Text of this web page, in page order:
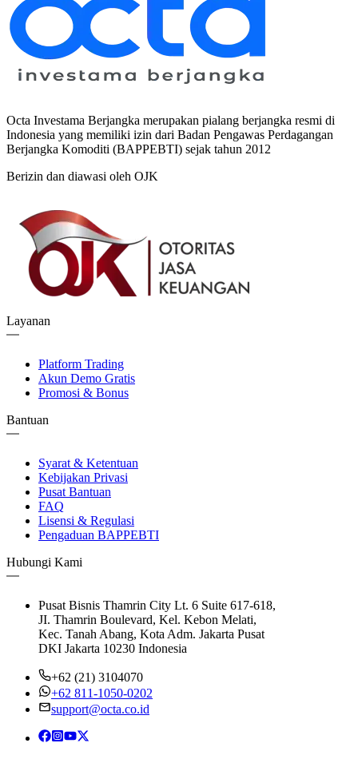
Octa Investama Berjangka merupakan pialang berjangka resmi di
Indonesia yang memiliki izin dari Badan Pengawas Perdagangan
Berjangka Komoditi (BAPPEBTI) sejak tahun 2012
Berizin dan diawasi oleh OJK
Layanan
Platform Trading
Akun Demo Gratis
Promosi & Bonus
Bantuan
Syarat & Ketentuan
Kebijakan Privasi
Pusat Bantuan
FAQ
Lisensi & Regulasi
Pengaduan BAPPEBTI
Hubungi Kami
Pusat Bisnis Thamrin City Lt. 6 Suite 617-618,
JI. Thamrin Boulevard, Kel. Kebon Melati,
Kec. Tanah Abang, Kota Adm. Jakarta Pusat
DKI Jakarta 10230 Indonesia
+62 (21) 3104070
+62 811-1050-0202
support@octa.co.id